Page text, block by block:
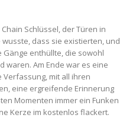
Schlüssel, der Türen in
dass sie existierten, und
enthüllte, die sowohl
waren. Am Ende war es eine
Verfassung, mit all ihren
eine ergreifende Erinnerung
Momenten immer ein Funken
Kerze im kostenlos flackert.